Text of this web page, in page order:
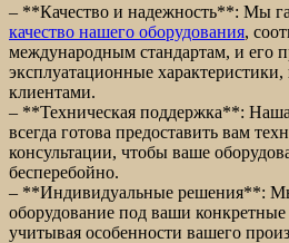
– **Качество и надежность**: Мы
качество нашего оборудования,
международным стандартам, и его
эксплуатационные
клиентами.
– **Техническая поддержка**: Наша
всегда готова предоставить вам
консультации, чтобы ваше
бесперебойно.
– **Индивидуальные решения**:
оборудование под ваши
учитывая особенности вашего